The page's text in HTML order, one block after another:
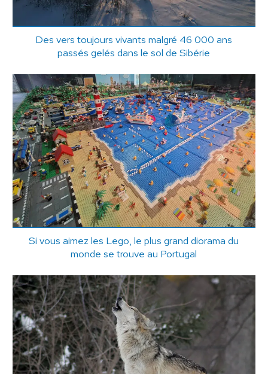
Des vers toujours vivants malgré 46 000 ans
passés gelés dans le sol de Sibérie
Si vous aimez les Lego, le plus grand diorama du
monde se trouve au Portugal